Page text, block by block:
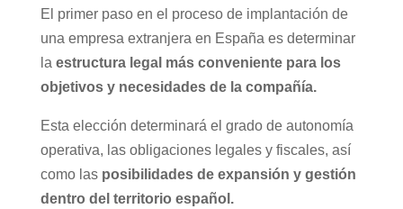
El primer paso en el proceso de implantación de
una empresa extranjera en España es determinar
la estructura legal más conveniente para los
objetivos y necesidades de la compañía.
Esta elección determinará el grado de autonomía
operativa, las obligaciones legales y fiscales, así
como lasposibilidades de expansión y gestión
dentro del territorio español.